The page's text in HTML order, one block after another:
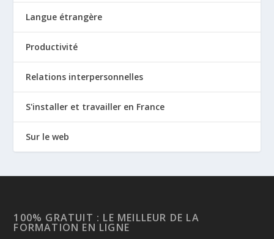
Langue étrangère
Productivité
Relations interpersonnelles
S'installer et travailler en France
Sur le web
100% GRATUIT : LE MEILLEUR DE LA
FORMATION EN LIGNE